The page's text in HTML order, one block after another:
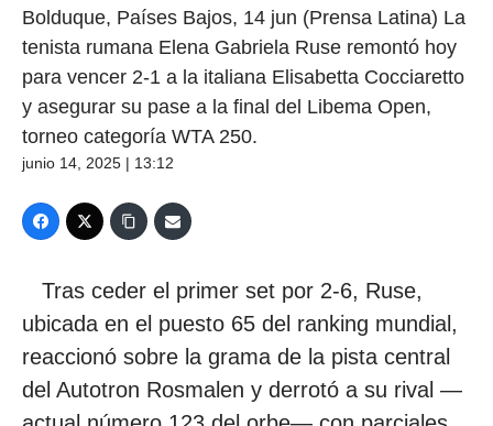
Bolduque, Países Bajos, 14 jun (Prensa Latina) La
tenista rumana Elena Gabriela Ruse remontó hoy
para vencer 2-1 a la italiana Elisabetta Cocciaretto
y asegurar su pase a la final del Libema Open,
torneo categoría WTA 250.
junio 14, 2025 | 13:12
Tras ceder el primer set por 2-6, Ruse,
ubicada en el puesto 65 del ranking mundial,
reaccionó sobre la grama de la pista central
del Autotron Rosmalen y derrotó a su rival —